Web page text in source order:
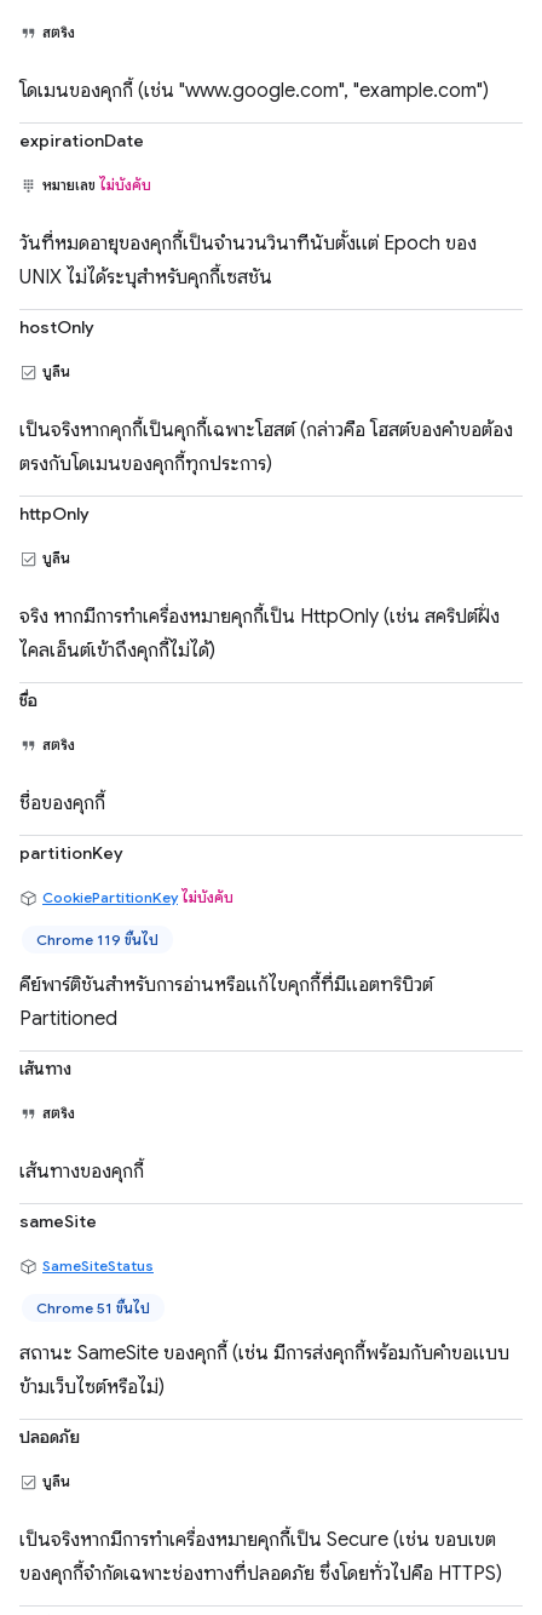
สตริง
โดเมนของคุกกี้ (เช่น "www.google.com", "example.com")
expirationDate
หมายเลข ไม่บังคับ
วันที่หมดอายุของคุกกี้เป็นจำนวนวินาทีนับตั้งแต่ Epoch ของ
UNIX ไม่ได้ระบุสำหรับคุกกี้เซสชัน
hostOnly
บูลีน
เป็นจริงหากคุกกี้เป็นคุกกี้เฉพาะโฮสต์ (กล่าวคือ โฮสต์ของคำขอต้อง
ตรงกับโดเมนของคุกกี้ทุกประการ)
httpOnly
บูลีน
จริง หากมีการทำเครื่องหมายคุกกี้เป็น HttpOnly (เช่น สคริปต์ฝั่ง
ไคลเอ็นต์เข้าถึงคุกกี้ไม่ได้)
ชื่อ
สตริง
ชื่อของคุกกี้
partitionKey
CookiePartitionKey ไม่บังคับ
Chrome 119 ขึ้นไป
คีย์พาร์ติชันสำหรับการอ่านหรือแก้ไขคุกกี้ที่มีแอตทริบิวต์
Partitioned
เส้นทาง
สตริง
เส้นทางของคุกกี้
sameSite
SameSiteStatus
Chrome 51 ขึ้นไป
สถานะ SameSite ของคุกกี้ (เช่น มีการส่งคุกกี้พร้อมกับคำขอแบบ
ข้ามเว็บไซต์หรือไม่)
ปลอดภัย
บูลีน
เป็นจริงหากมีการทำเครื่องหมายคุกกี้เป็น Secure (เช่น ขอบเขต
ของคุกกี้จำกัดเฉพาะช่องทางที่ปลอดภัย ซึ่งโดยทั่วไปคือ HTTPS)